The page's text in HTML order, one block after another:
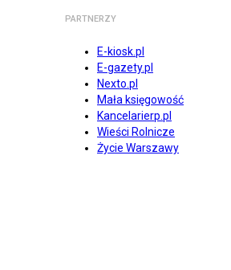
PARTNERZY
E-kiosk.pl
E-gazety.pl
Nexto.pl
Mała księgowość
Kancelarierp.pl
Wieści Rolnicze
Życie Warszawy